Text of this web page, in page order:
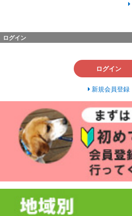
ログイン
ログイン
新規会員登録